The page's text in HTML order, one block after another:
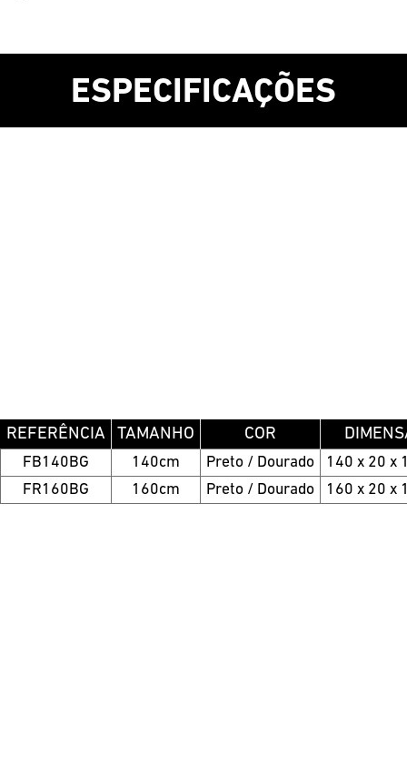
ESPECIFICAÇÕES
REFERÊNCIA TAMANHO COR
FB140BG 140cm Preto / Dourado
140 x 20 x
FR160BG
160cm Preto / Dourado 160 x 20 x